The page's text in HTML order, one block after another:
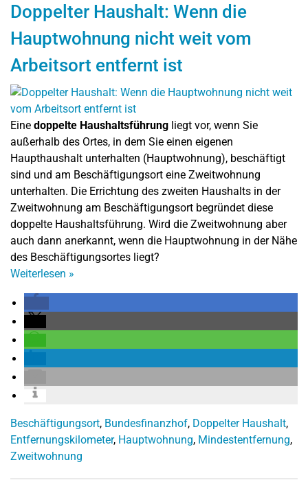
Doppelter Haushalt: Wenn die
Hauptwohnung nicht weit vom
Arbeitsort entfernt ist
Eine doppelte Haushaltsführung liegt vor, wenn Sie
außerhalb des Ortes, in dem Sie einen eigenen
Haupthaushalt unterhalten (Hauptwohnung), beschäftigt
sind und am Beschäftigungsort eine Zweitwohnung
unterhalten. Die Errichtung des zweiten Haushalts in der
Zweitwohnung am Beschäftigungsort begründet diese
doppelte Haushaltsführung. Wird die Zweitwohnung aber
auch dann anerkannt, wenn die Hauptwohnung in der Nähe
des Beschäftigungsortes liegt?
Weiterlesen »
Beschäftigungsort, Bundesfinanzhof, Doppelter Haushalt,
Entfernungskilometer, Hauptwohnung, Mindestentfernung,
Zweitwohnung